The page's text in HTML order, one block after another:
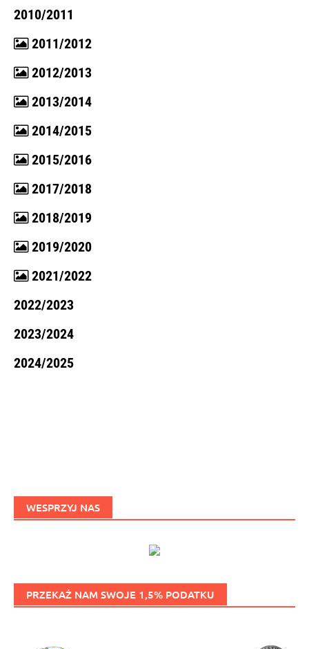
2010/2011
2011/2012
2012/2013
2013/2014
2014/2015
2015/2016
2017/2018
2018/2019
2019/2020
2021/2022
2022/2023
2023/2024
2024/2025
WESPRZYJ NAS
PRZEKAŻ NAM SWOJE 1,5% PODATKU